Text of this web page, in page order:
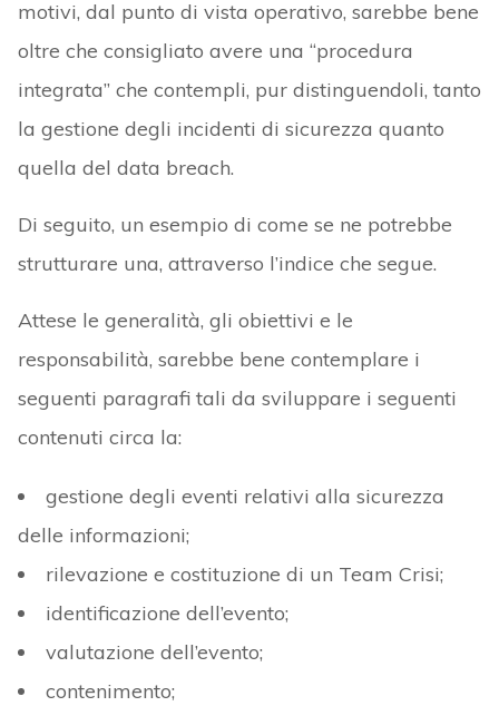
motivi, dal punto di vista operativo, sarebbe bene
oltre che consigliato avere una “procedura
integrata” che contempli, pur distinguendoli, tanto
la gestione degli incidenti di sicurezza quanto
quella del data breach.
Di seguito, un esempio di come se ne potrebbe
strutturare una, attraverso l’indice che segue.
Attese le generalità, gli obiettivi e le
responsabilità, sarebbe bene contemplare i
seguenti paragrafi tali da sviluppare i seguenti
contenuti circa la:
gestione degli eventi relativi alla sicurezza
delle informazioni;
rilevazione e costituzione di un Team Crisi;
identificazione dell’evento;
valutazione dell’evento;
contenimento;